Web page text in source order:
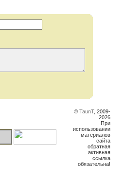
© TaunT, 2009-
2026
При
использовании
материалов
сайта
обратная
активная
ссылка
обязательна!